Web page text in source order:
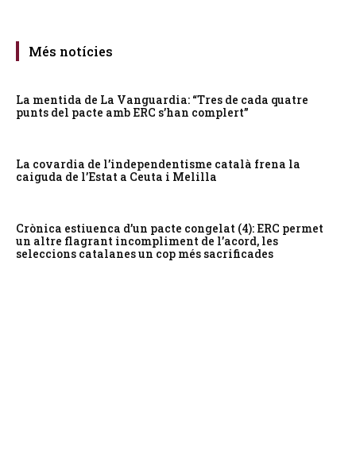
Més notícies
La mentida de La Vanguardia: “Tres de cada quatre
punts del pacte amb ERC s’han complert”
La covardia de l’independentisme català frena la
caiguda de l’Estat a Ceuta i Melilla
Crònica estiuenca d’un pacte congelat (4): ERC permet
un altre flagrant incompliment de l’acord, les
seleccions catalanes un cop més sacrificades